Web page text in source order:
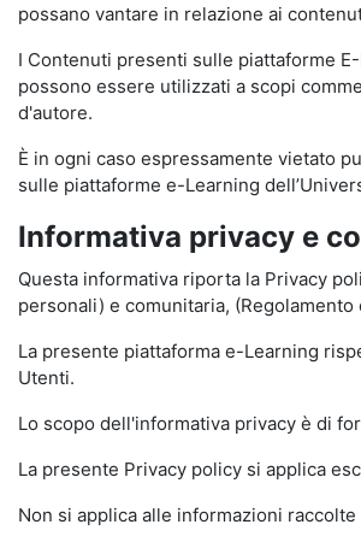
possano vantare in relazione ai
I Contenuti presenti sulle piattaforme
possono essere utilizzati a scopi
d'autore.
È in ogni caso espressamente vietato
sulle piattaforme e-Learning
Informativa privacy e
Questa informativa riporta la Privacy
personali) e comunitaria,
La presente piattaforma e-Learning
Utenti.
Lo scopo dell'informativa privacy è di
La presente Privacy policy si applica
Non si applica alle informazioni